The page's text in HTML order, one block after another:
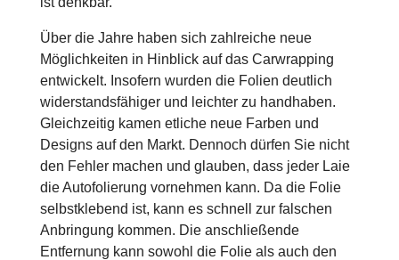
Über die Jahre haben sich zahlreiche neue
Möglichkeiten in Hinblick auf das Carwrapping
entwickelt. Insofern wurden die Folien deutlich
widerstandsfähiger und leichter zu handhaben.
Gleichzeitig kamen etliche neue Farben und
Designs auf den Markt. Dennoch dürfen Sie nicht
den Fehler machen und glauben, dass jeder Laie
die Autofolierung vornehmen kann. Da die Folie
selbstklebend ist, kann es schnell zur falschen
Anbringung kommen. Die anschließende
Entfernung kann sowohl die Folie als auch den